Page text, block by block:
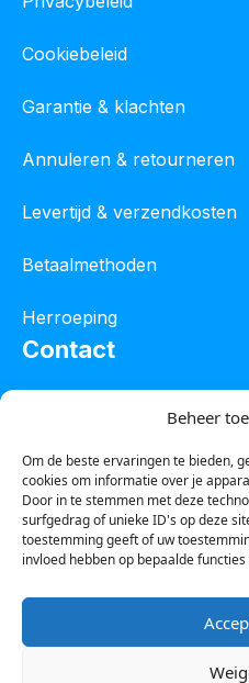
Beheer
Om de beste ervaringen te bieden,
cookies om informatie over je
Door in te stemmen met deze
surfgedrag of unieke ID's op deze
toestemming geeft of uw
invloed hebben op bepaalde
Cookiebeleid
Garantie & klachten
Annuleren & retourneren
Levertijd & verzendkosten
Betaalmethoden
Herroeping
Contact
Tel :0850601800
Whatsapp : 0623388306
KvK leeuwarden :
BTW nr :